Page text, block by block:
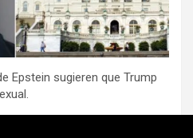
Epstein sugieren que Trump